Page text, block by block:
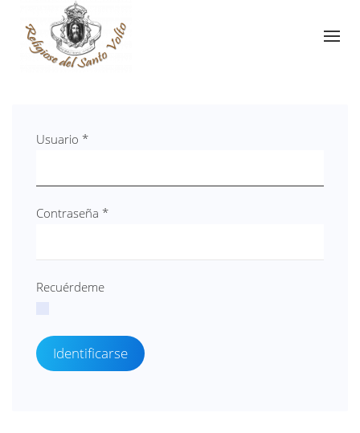
Usuario *
Contraseña *
Recuérdeme
Identificarse